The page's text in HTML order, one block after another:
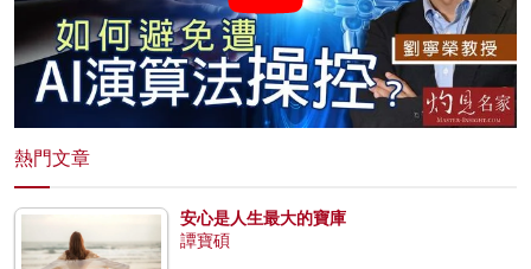
熱門文章
安心是人生最大的寶庫
譚寶碩